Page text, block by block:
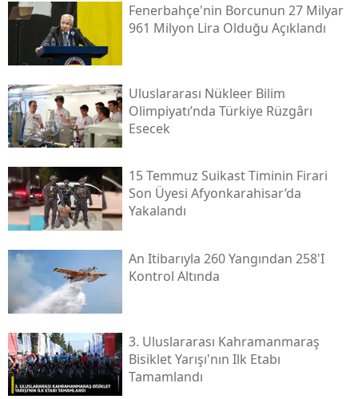
Fenerbahçe'nin Borcunun 27 Milyar
961 Milyon Lira Olduğu Açıklandı
Uluslararası Nükleer Bilim
Olimpiyatı’nda Türkiye Rüzgârı
Esecek
15 Temmuz Suikast Timinin Firari
Son Üyesi Afyonkarahisar’da
Yakalandı
An Itibarıyla 260 Yangından 258'i
Kontrol Altında
3. Uluslararası Kahramanmaraş
Bisiklet Yarışı'nın Ilk Etabı
Tamamlandı